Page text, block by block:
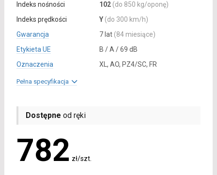
Indeks nośności
102 (do 850 kg/oponę)
Indeks prędkości
Y (do 300 km/h)
Gwarancja
7 lat (84 miesiące)
Etykieta UE
B / A / 69 dB
Oznaczenia
XL, AO, PZ4/SC, FR
Pełna specyfikacja
Dostępne od ręki
782 zł/szt.